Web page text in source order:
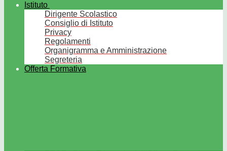
Istituto
Dirigente Scolastico
Consiglio di Istituto
Privacy
Regolamenti
Organigramma e Amministrazione
Segreteria
Offerta Formativa